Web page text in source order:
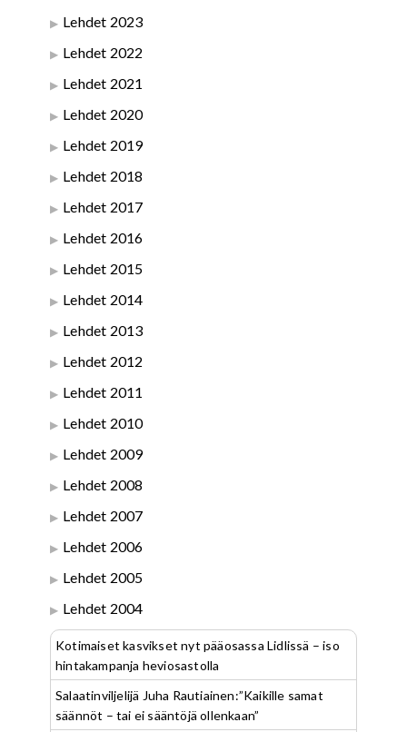
Lehdet 2023
Lehdet 2022
Lehdet 2021
Lehdet 2020
Lehdet 2019
Lehdet 2018
Lehdet 2017
Lehdet 2016
Lehdet 2015
Lehdet 2014
Lehdet 2013
Lehdet 2012
Lehdet 2011
Lehdet 2010
Lehdet 2009
Lehdet 2008
Lehdet 2007
Lehdet 2006
Lehdet 2005
Lehdet 2004
Kotimaiset kasvikset nyt pääosassa Lidlissä – iso
hintakampanja heviosastolla
Salaatinviljelijä Juha Rautiainen:”Kaikille samat
säännöt – tai ei sääntöjä ollenkaan”